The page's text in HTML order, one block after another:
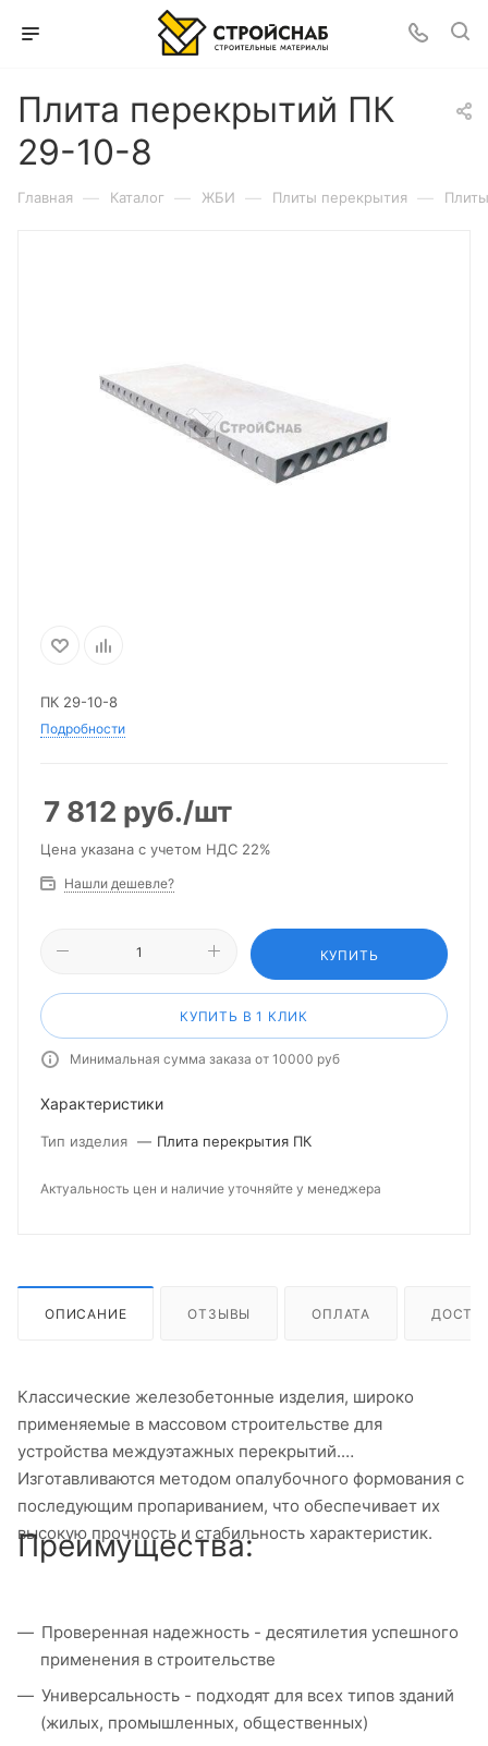
Плита перекрытий ПК
29-10-8
Главная — Каталог — ЖБИ — Плиты перекрытия —
ПК 29-10-8
Подробности
7 812 руб./шт
Цена указана с учетом НДС 22%
Нашли дешевле?
КУПИТЬ
КУПИТЬ В 1 КЛИК
Минимальная сумма заказа от 10000 руб
Характеристики
Тип изделия — Плита перекрытия ПК
Актуальность цен и наличие уточняйте у менеджера
ОПИСАНИЕ ОТЗЫВЫ ОПЛАТА
Классические железобетонные изделия, широко
применяемые в массовом строительстве для
устройства междуэтажных перекрытий.
Изготавливаются методом опалубочного формования с
последующим пропариванием, что обеспечивает их
высокую прочность и стабильность характеристик.
Преимущества:
Проверенная надежность - десятилетия успешного
применения в строительстве
Универсальность - подходят для всех типов зданий
(жилых, промышленных, общественных)